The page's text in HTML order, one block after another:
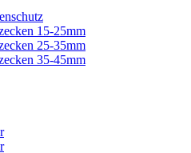
15-25mm
25-35mm
35-45mm